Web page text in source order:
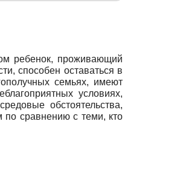
ребенок, проживающий
способен оставаться в
семьях, имеют
условиях,
обстоятельства,
по сравнению с теми, кто